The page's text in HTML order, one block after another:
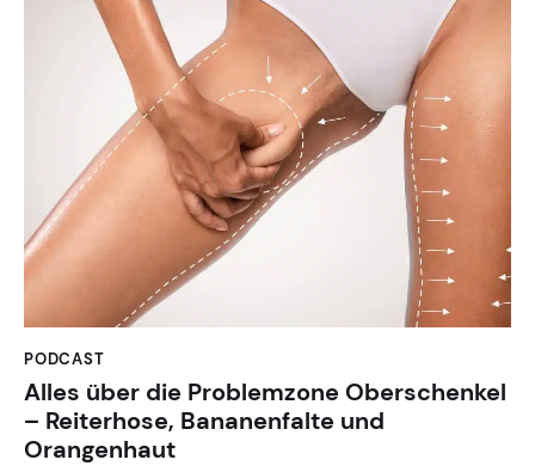
PODCAST
Alles über die Problemzone Oberschenkel
– Reiterhose, Bananenfalte und
Orangenhaut